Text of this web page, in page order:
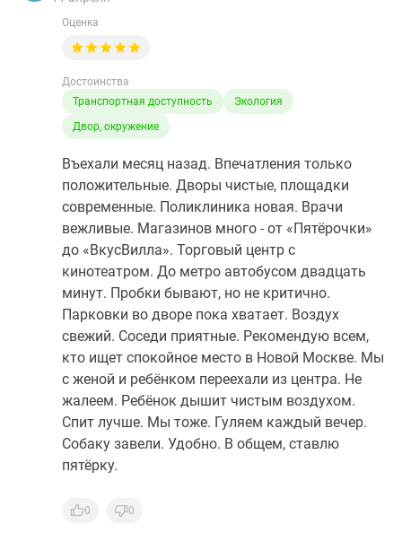
Оценка
Достоинства
Транспортная доступность
Экология
Двор, окружение
Въехали месяц назад. Впечатления только
положительные. Дворы чистые, площадки
современные. Поликлиника новая. Врачи
вежливые. Магазинов много - от «Пятёрочки»
до «ВкусВилла». Торговый центр с
кинотеатром. До метро автобусом двадцать
минут. Пробки бывают, но не критично.
Парковки во дворе пока хватает. Воздух
свежий. Соседи приятные. Рекомендую всем,
кто ищет спокойное место в Новой Москве. Мы
с женой и ребёнком переехали из центра. Не
жалеем. Ребёнок дышит чистым воздухом.
Спит лучше. Мы тоже. Гуляем каждый вечер.
Собаку завели. Удобно. В общем, ставлю
пятёрку.
0 0